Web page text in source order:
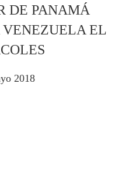
DE PANAMÁ
VENEZUELA EL
2018